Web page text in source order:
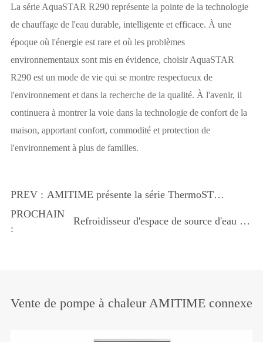
La série AquaSTAR R290 représente la pointe de la technologie
de chauffage de l'eau durable, intelligente et efficace. À une
époque où l'énergie est rare et où les problèmes
environnementaux sont mis en évidence, choisir AquaSTAR
R290 est un mode de vie qui se montre respectueux de
l'environnement et dans la recherche de la qualité. À l'avenir, il
continuera à montrer la voie dans la technologie de confort de la
maison, apportant confort, commodité et protection de
l'environnement à plus de familles.
PREV : AMITIME présente la série ThermoSTAR
de chauffe-eau à pompe à chaleur,
marquant une nouvelle ère de solutions
PROCHAIN
:
Refroidisseur d'espace de source d'eau à
Vente de pompe à chaleur AMITIME connexe